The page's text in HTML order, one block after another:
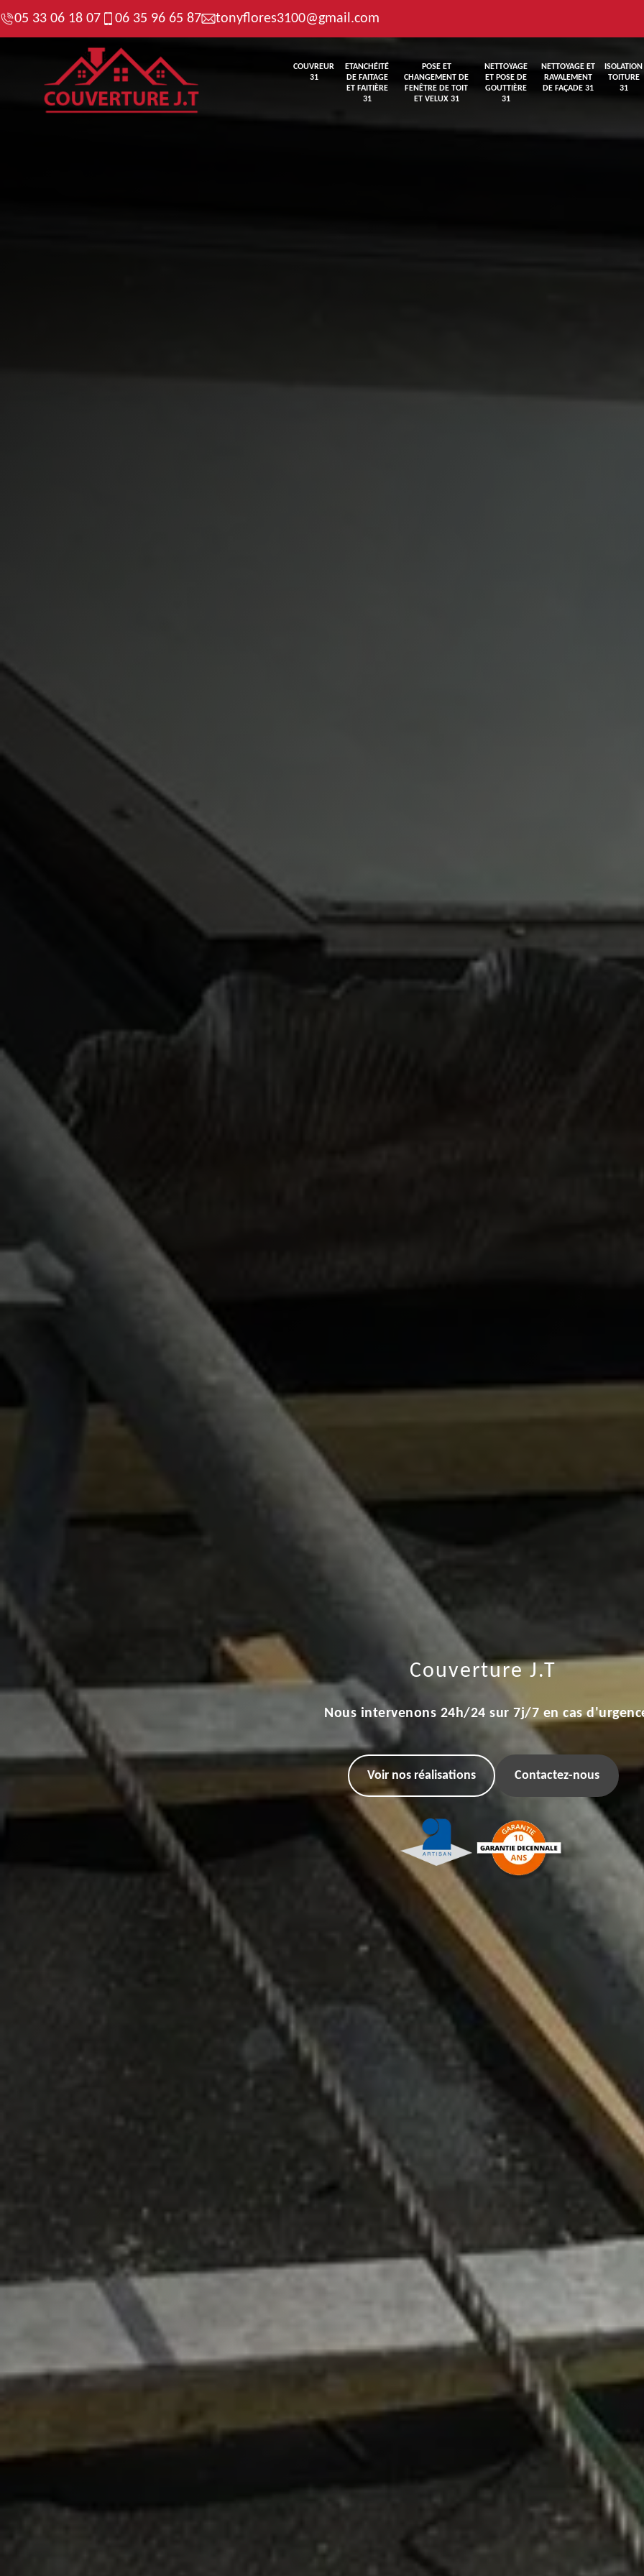
05 33 06 18 07 06 35 96 65 87 tonyflores3100@gmail.com
COUVREUR
31
ETANCHÉITÉ
DE FAITAGE
ET FAITIÈRE
31
POSE ET
CHANGEMENT DE
FENÊTRE DE TOIT
ET VELUX 31
NETTOYAGE
ET POSE DE
GOUTTIÈRE
31
NETTOYAGE ET
RAVALEMENT
DE FAÇADE 31
ISOLATION
TOITURE
31
Couverture J.T
Nous intervenons 24h/24 sur 7j/7 en cas
Voir nos réalisations Contactez-nous